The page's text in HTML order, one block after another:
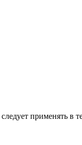
следует применять в